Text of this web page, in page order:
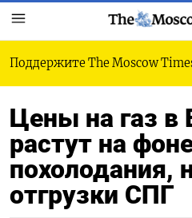
Поддержите The Moscow
Цены на газ в
растут на
похолодания,
отгрузки СПГ